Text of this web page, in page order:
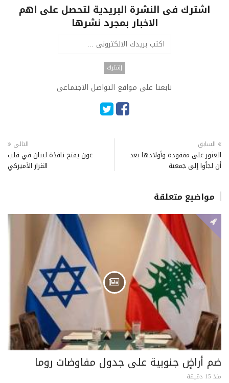
اشترك فى النشرة البريدية لتحصل على اهم
الاخبار بمجرد نشرها
تابعنا على مواقع التواصل الاجتماعى
السابق
العثور على مفقودة وأولادها بعد
أن لجأوا إلى جمعية
التالى
عون يفتح نافذة لبنان في قلب
القرار الأميركي
مواضيع متعلقة
ضم أراضٍ جنوبية على جدول مفاوضات روما
منذ 15 دقيقة